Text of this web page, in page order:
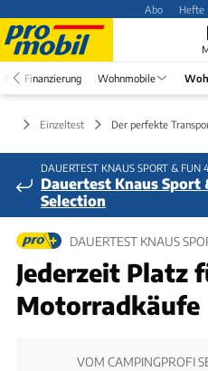
Abo Hefte
Finanzierung Wohnmobile
Einzeltest Der perfekte
DAUERTEST KNAUS SPORT & FUN
Dauertest Knaus Sport
Selection
DAUERTEST KNAUS
Jederzeit Platz
Motorradkäufe
VOM CAMPINGPROFI